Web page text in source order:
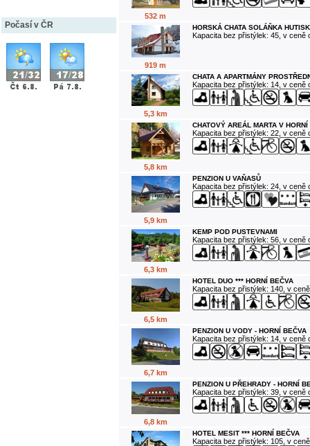
Počasí v ČR
532 m
919 m
HORSKÁ CHATA SOLÁŇKA
Kapacita bez přistýlek: 45, v ceně
5,3 km
CHATA A APARTMÁNY
Kapacita bez přistýlek: 14, v ceně
5,8 km
CHATOVÝ AREÁL MARTA V
Kapacita bez přistýlek: 22, v ceně
5,9 km
PENZION U VAŇASŮ
Kapacita bez přistýlek: 24, v ceně
6,3 km
KEMP POD PUSTEVNAMI
Kapacita bez přistýlek: 56, v ceně
6,5 km
HOTEL DUO *** HORNÍ BEČVA
Kapacita bez přistýlek: 140, v
6,7 km
PENZION U VODY - HORNÍ BEČVA
Kapacita bez přistýlek: 14, v ceně
6,8 km
PENZION U PŘEHRADY - HORNÍ
Kapacita bez přistýlek: 39, v ceně
HOTEL MESIT *** HORNÍ BEČVA
Kapacita bez přistýlek: 105, v